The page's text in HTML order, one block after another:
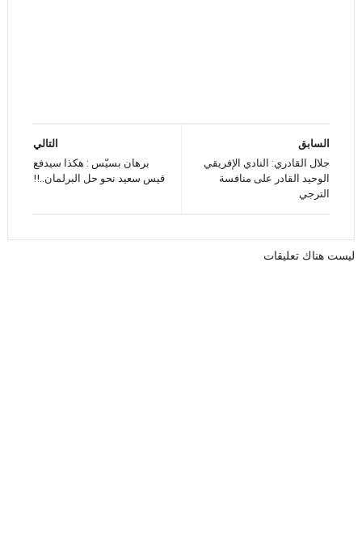
التالي
برهان بسيّس : هكذا سيدفع
قيس سعيد نحو حل البرلمان..!!
السابق
جلال القادري: النادي الإفريقي
الوحيد القادر على منافسة
الترجي
ليست هناك تعليقات